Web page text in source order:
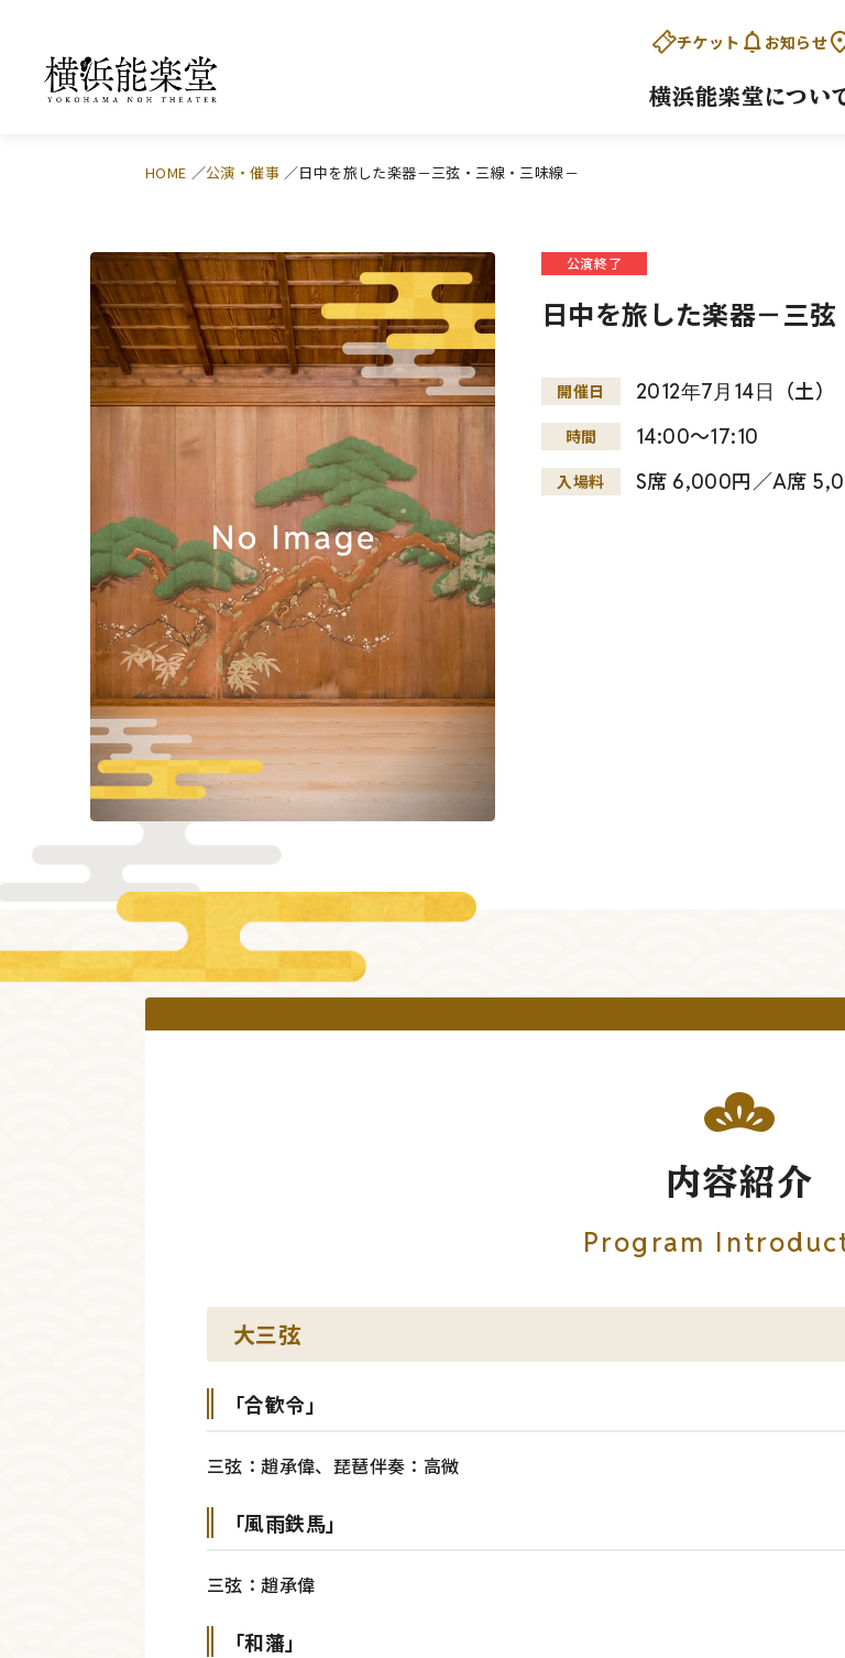
チケット お知らせ
横浜能楽堂につい
HOME 公演・催事 日中を旅した楽器－三弦・三線・三味線－
公演終了
日中を旅した楽器－三
開催日 2012年7月 14日 （土）
時間 14:00～17:10
入場料 S席 6,000円／A席
内容紹介
Program
大三弦
「合歓令」
三弦：趙承偉、琵琶伴奏：高微
「風雨鉄馬」
三弦：趙承偉
「和藩」